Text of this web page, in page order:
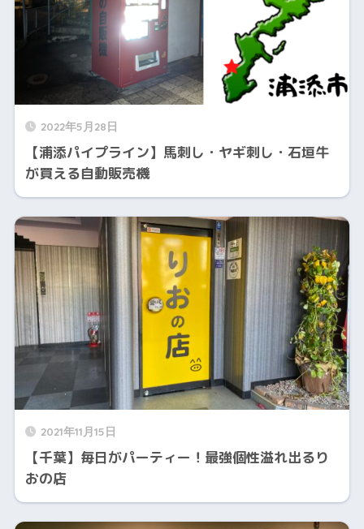
2022年5月28日
【浦添パイプライン】馬刺し・ヤギ刺し・石垣牛
が買える自動販売機
2021年11月15日
【千葉】毎日がパーティー！最強個性溢れ出るり
おの店